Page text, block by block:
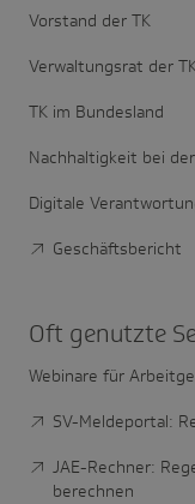
Vorstand der TK
Verwaltungsrat der
TK im Bundesland
Nachhaltigkeit bei
Digitale
Geschäftsbericht
Oft genutzte
Webinare für
SV-Meldeportal:
JAE-Rechner:
berechnen